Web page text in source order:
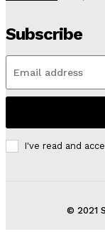
Subscribe
I've read and
© 2021